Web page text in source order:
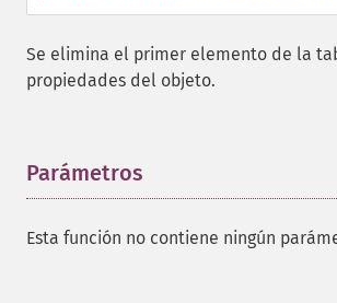
Se elimina el primer elemento de la
propiedades del objeto.
Parámetros
Esta función no contiene ningún